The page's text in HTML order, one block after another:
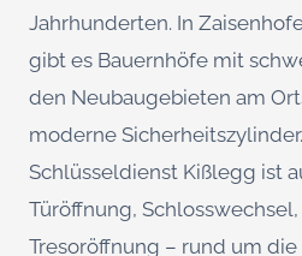
Jahrhunderten. In
gibt es Bauernhöfe mit
den Neubaugebieten am
moderne
Schlüsseldienst Kißlegg ist
Türöffnung,
Tresoröffnung – rund um die